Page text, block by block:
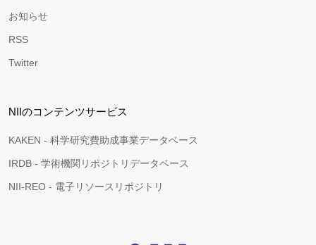
お知らせ
RSS
Twitter
NIIのコンテンツサービス
KAKEN - 科学研究費助成事業データベース
IRDB - 学術機関リポジトリデータベース
NII-REO - 電子リソースリポジトリ